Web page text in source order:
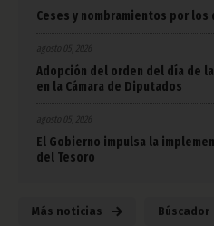
Ceses y nombramientos por
agosto 05, 2026
Adopción del orden del día de
en la Cámara de Diputados
agosto 05, 2026
El Gobierno impulsa la
del Tesoro
Más noticias Búscador